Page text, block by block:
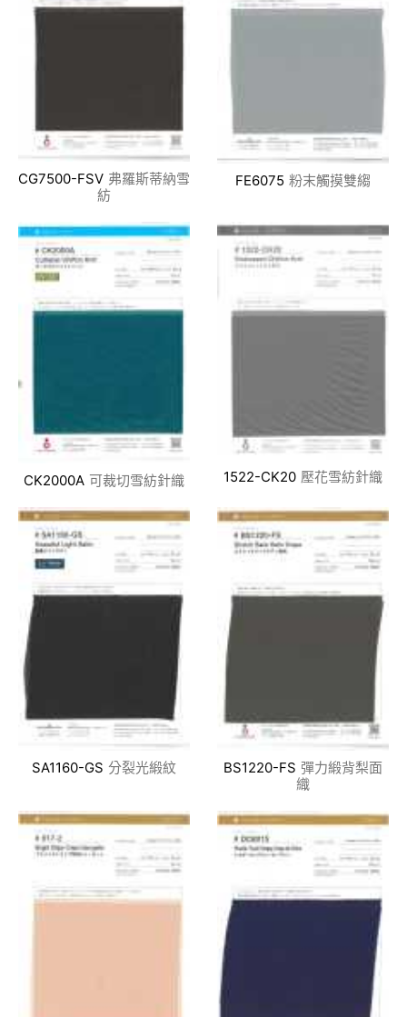
CG7500-FSV 弗羅斯蒂納雪
紡
FE6075 粉末觸摸雙縐
CK2000A 可裁切雪紡針織 1522-CK20 壓花雪紡針織
SA1160-GS 分裂光緞紋 BS1220-FS 彈力緞背梨面
織